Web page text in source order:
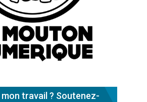
travail ? Soutenez-